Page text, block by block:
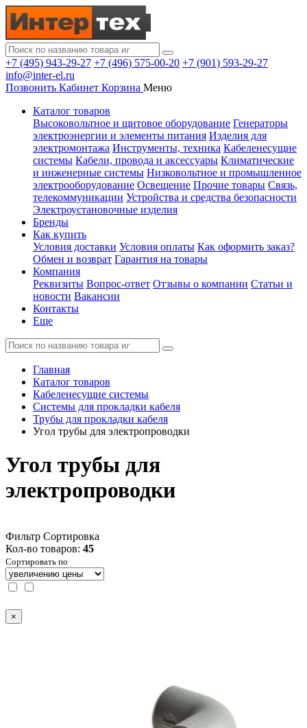
+7 (495) 943-29-27 +7 (496) 575-00-20 +7 (901) 593-29-27
info@inter-el.ru
Позвонить Кабинет Корзина Меню
Каталог товаров
Высоковольтное и щитовое оборудование Генераторы
электроэнергии и элементы питания Изделия для
электромонтажа Инструменты, техника Кабеленесущие
системы Кабели, провода и аксессуары Климатические
и инженерные системы Низковольтное и промышленное
электрооборудование Освещение Прочие товары Связь,
телекоммуникации Устройства и средства безопасности
Электроустановочные изделия
Бренды
Как купить
Условия доставки Условия оплаты Как оформить заказ?
Обмен и возврат Гарантия на товары
Компания
Реквизиты Вопрос-ответ Отзывы о компании Статьи и
новости Вакансии
Контакты
Еще
Главная
Каталог товаров
Кабеленесущие системы
Системы для прокладки кабеля
Трубы для прокладки кабеля
Угол трубы для электропроводки
Угол трубы для
электропроводки
Фильтр Сортировка
Кол-во товаров: 45
Сортировать по
×